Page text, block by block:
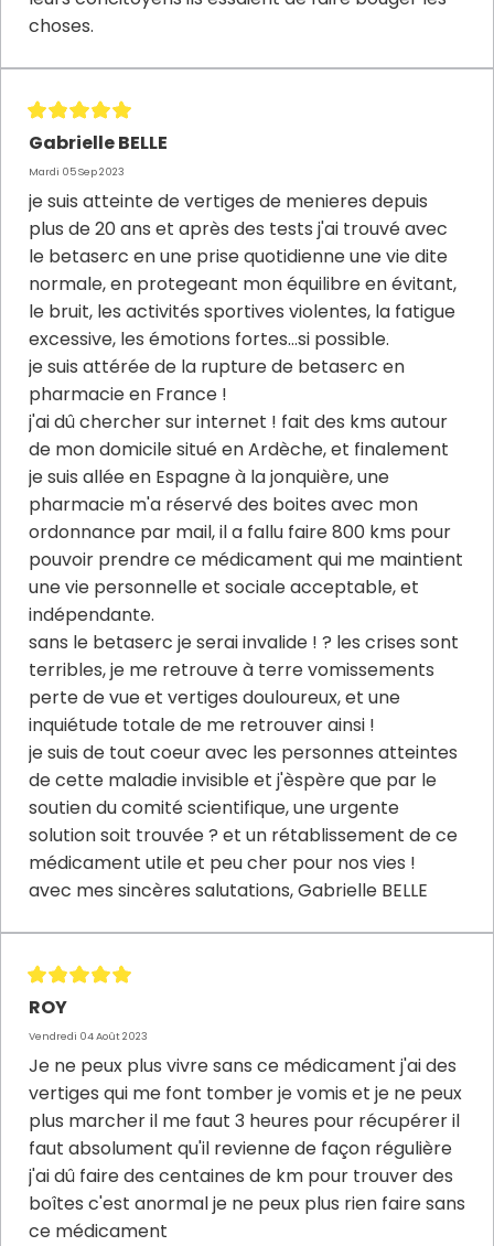
choses.
Gabrielle BELLE
Mardi 05 Sep 2023
je suis atteinte de vertiges de menieres depuis
plus de 20 ans et après des tests j'ai trouvé avec
le betaserc en une prise quotidienne une vie dite
normale, en protegeant mon équilibre en évitant,
le bruit, les activités sportives violentes, la fatigue
excessive, les émotions fortes...si possible.
je suis attérée de la rupture de betaserc en
pharmacie en France !
j'ai dû chercher sur internet ! fait des kms autour
de mon domicile situé en Ardèche, et finalement
je suis allée en Espagne à la jonquière, une
pharmacie m'a réservé des boites avec mon
ordonnance par mail, il a fallu faire 800 kms pour
pouvoir prendre ce médicament qui me maintient
une vie personnelle et sociale acceptable, et
indépendante.
sans le betaserc je serai invalide ! ? les crises sont
terribles, je me retrouve à terre vomissements
perte de vue et vertiges douloureux, et une
inquiétude totale de me retrouver ainsi !
je suis de tout coeur avec les personnes atteintes
de cette maladie invisible et j'èspère que par le
soutien du comité scientifique, une urgente
solution soit trouvée ? et un rétablissement de ce
médicament utile et peu cher pour nos vies !
avec mes sincères salutations, Gabrielle BELLE
ROY
Vendredi 04 Août 2023
Je ne peux plus vivre sans ce médicament j'ai des
vertiges qui me font tomber je vomis et je ne peux
plus marcher il me faut 3 heures pour récupérer il
faut absolument qu'il revienne de façon régulière
j'ai dû faire des centaines de km pour trouver des
boîtes c'est anormal je ne peux plus rien faire sans
ce médicament